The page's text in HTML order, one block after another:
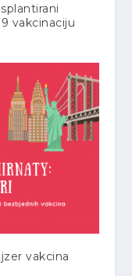
vakcinaciju
vakcina